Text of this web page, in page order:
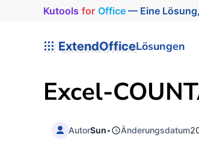
Kutools for Office— Eine
ExtendOfficeLösungen
Excel-
AutorSun• Änderungsdatum